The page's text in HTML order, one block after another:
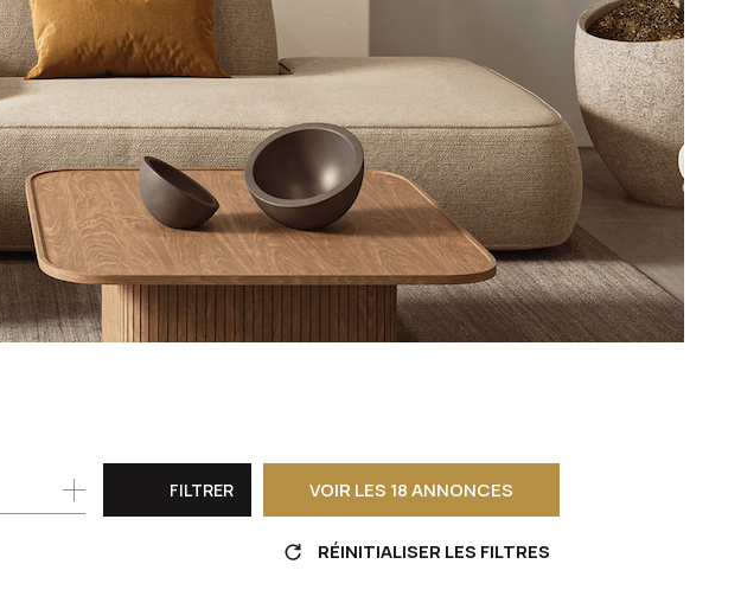
CONTACT
FILTRER VOIR LES 18ANNONCES
RÉINITIALISER LES FILTRES